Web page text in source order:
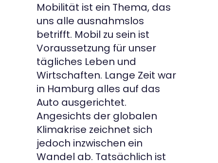
Mobilität ist ein Thema, das
uns alle ausnahmslos
betrifft. Mobil zu sein ist
Voraussetzung für unser
tägliches Leben und
Wirtschaften. Lange Zeit war
in Hamburg alles auf das
Auto ausgerichtet.
Angesichts der globalen
Klimakrise zeichnet sich
jedoch inzwischen ein
Wandel ab. Tatsächlich ist